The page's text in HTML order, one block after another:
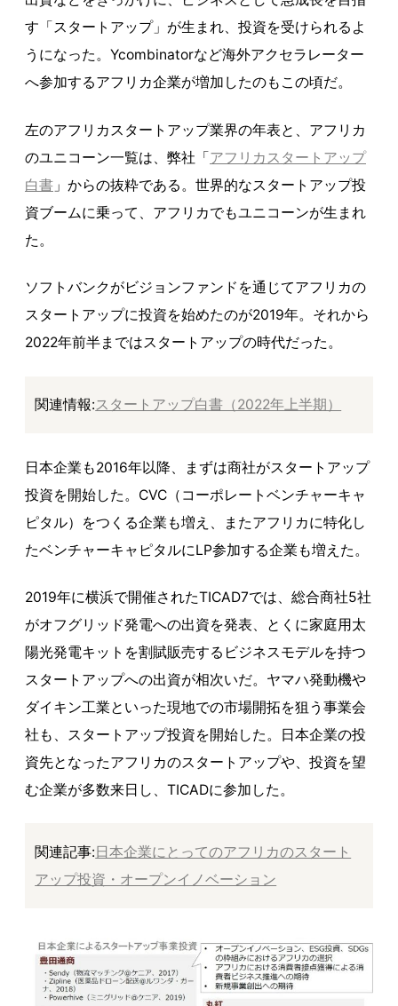
す「スタートアップ」が生まれ、投資を受けられるよ
うになった。Ycombinatorなど海外アクセラレーター
へ参加するアフリカ企業が増加したのもこの頃だ。
左のアフリカスタートアップ業界の年表と、アフリカ
のユニコーン一覧は、弊社「アフリカスタートアップ
白書 」からの抜粋である。世界的なスタートアップ投
資ブームに乗って、アフリカでもユニコーンが生まれ
た。
ソフトバンクがビジョンファンドを通じてアフリカの
スタートアップに投資を始めたのが2019年。それから
2022年前半まではスタートアップの時代だった。
関連情報:スタートアップ白書（2022年上半期）
日本企業も2016年以降、まずは商社がスタートアップ
投資を開始した。CVC（コーポレートベンチャーキャ
ピタル）をつくる企業も増え、またアフリカに特化し
たベンチャーキャピタルにLP参加する企業も増えた。
2019年に横浜で開催されたTICAD7では、総合商社5社
がオフグリッド発電への出資を発表、とくに家庭用太
陽光発電キットを割賦販売するビジネスモデルを持つ
スタートアップへの出資が相次いだ。ヤマハ発動機や
ダイキン工業といった現地での市場開拓を狙う事業会
社も、スタートアップ投資を開始した。日本企業の投
資先となったアフリカのスタートアップや、投資を望
む企業が多数来日し、TICADに参加した。
関連記事:日本企業にとってのアフリカのスタート
アップ投資・オープンイノベーション